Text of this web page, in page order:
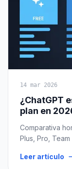
14 mar 2026
¿ChatGPT
plan en
Comparativa
Plus, Pro,
si no quieres
Leer artículo